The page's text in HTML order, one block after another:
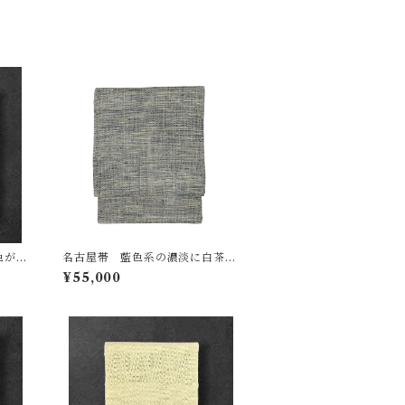
か
長
名古屋帯 藍色系の濃淡に白茶色
など ざっくりとした風合い 長
さ 378㎝ Q6523
¥55,000